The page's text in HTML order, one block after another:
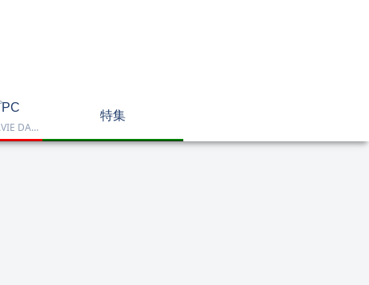
Dell OptiPlex、NEC LAVIE DA770、HP DT 24-cr2000、ASUS V470VAK、Dell 24 AIO EC24250などを掲載したデスクトップPC一覧です。一体型や整備済み品を比較しながら、用途に合うモデルを選べます。
特集